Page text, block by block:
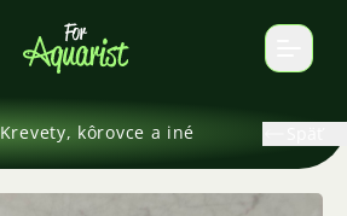
Krevety, kôrovce a iné